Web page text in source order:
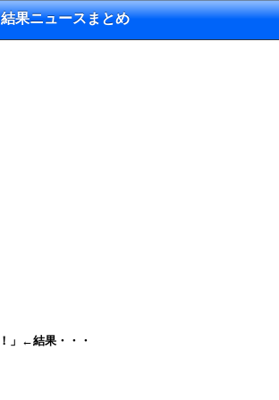
結果ニュースまとめ
」←結果・・・